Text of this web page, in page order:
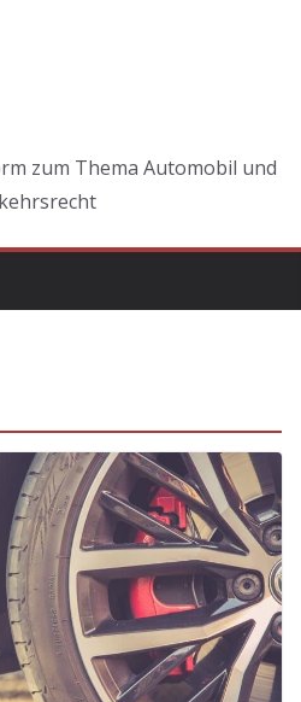
zum Thema Automobil und